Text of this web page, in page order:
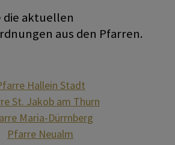
& MENSCHEN
& SERVICE
die aktuellen
aus den Pfarren.
Hallein Stadt
St. Jakob am Thurn
Maria-Dürrnberg
Pfarre Neualm